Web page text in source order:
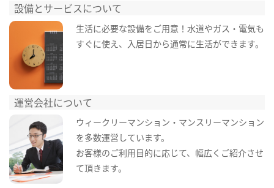
設備とサービスについて
生活に必要な設備をご用意！水道やガス・電気も
すぐに使え、入居日から通常に生活ができます。
運営会社について
ウィークリーマンション・マンスリーマンション
を多数運営しています。
お客様のご利用目的に応じて、幅広くご紹介させ
て頂きます。